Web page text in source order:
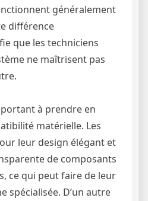
généralement
différence
que les techniciens
ne maîtrisent pas
à prendre en
matérielle. Les
leur design élégant et
de composants
ce qui peut faire de leur
spécialisée. D’un autre